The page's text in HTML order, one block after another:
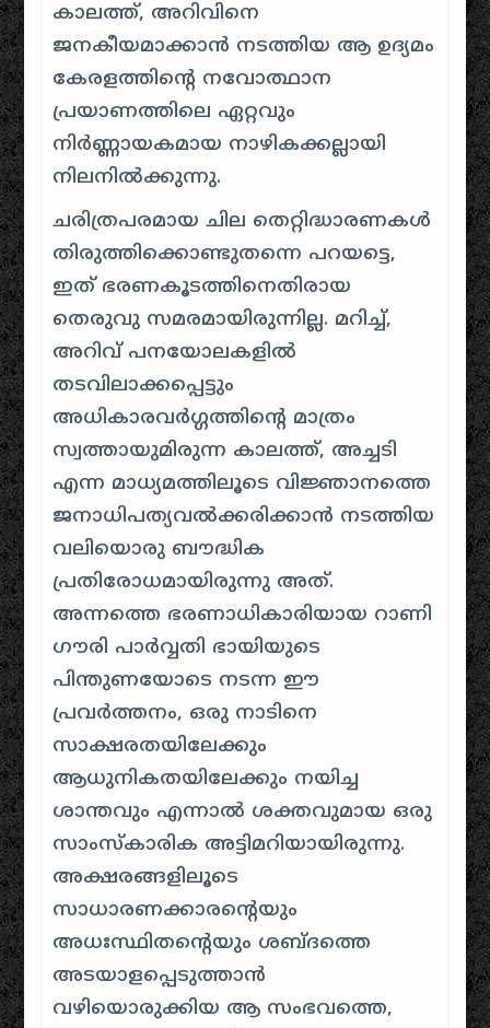
കാലത്ത്, അറിവിനെ
ജനകീയമാക്കാൻ നടത്തിയ ആ ഉദ്യമം
കേരളത്തിന്റെ നവോത്ഥാന
പ്രയാണത്തിലെ ഏറ്റവും
നിർണ്ണായകമായ നാഴികക്കല്ലായി
നിലനിൽക്കുന്നു.
ചരിത്രപരമായ ചില തെറ്റിദ്ധാരണകൾ
തിരുത്തിക്കൊണ്ടുതന്നെ പറയട്ടെ,
ഇത് ഭരണകൂടത്തിനെതിരായ
തെരുവു സമരമായിരുന്നില്ല. മറിച്ച്,
അറിവ് പനയോലകളിൽ
തടവിലാക്കപ്പെട്ടും
അധികാരവർഗ്ഗത്തിന്റെ മാത്രം
സ്വത്തായുമിരുന്ന കാലത്ത്, അച്ചടി
എന്ന മാധ്യമത്തിലൂടെ വിജ്ഞാനത്തെ
ജനാധിപത്യവൽക്കരിക്കാൻ നടത്തിയ
വലിയൊരു ബൗദ്ധിക
പ്രതിരോധമായിരുന്നു അത്.
അന്നത്തെ ഭരണാധികാരിയായ റാണി
ഗൗരി പാർവ്വതി ഭായിയുടെ
പിന്തുണയോടെ നടന്ന ഈ
പ്രവർത്തനം, ഒരു നാടിനെ
സാക്ഷരതയിലേക്കും
ആധുനികതയിലേക്കും നയിച്ച
ശാന്തവും എന്നാൽ ശക്തവുമായ ഒരു
സാംസ്കാരിക അട്ടിമറിയായിരുന്നു.
അക്ഷരങ്ങളിലൂടെ
സാധാരണക്കാരന്റെയും
അധഃസ്ഥിതന്റെയും ശബ്ദത്തെ
അടയാളപ്പെടുത്താൻ
വഴിയൊരുക്കിയ ആ സംഭവത്തെ,